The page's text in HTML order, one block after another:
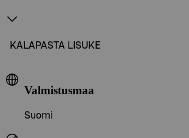
KALAPASTA LISUKE
Valmistusmaa
Suomi